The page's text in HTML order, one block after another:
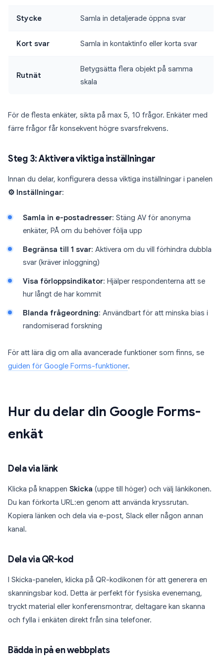
Stycke Samla in detaljerade öppna svar
Kort svar Samla in kontaktinfo eller korta svar
Rutnät
Betygsätta flera objekt på samma
skala
För de flesta enkäter, sikta på max 5, 10 frågor. Enkäter med
färre frågor får konsekvent högre svarsfrekvens.
Steg 3: Aktivera viktiga inställningar
Innan du delar, konfigurera dessa viktiga inställningar i panelen
⚙️ Inställningar:
Samla in e-postadresser: Stäng AV för anonyma
enkäter, PÅ om du behöver följa upp
Begränsa till 1 svar: Aktivera om du vill förhindra dubbla
svar (kräver inloggning)
Visa förloppsindikator: Hjälper respondenterna att se
hur långt de har kommit
Blanda frågeordning: Användbart för att minska bias i
randomiserad forskning
För att lära dig om alla avancerade funktioner som finns, se
guiden för Google Forms-funktioner.
Hur du delar din Google Forms-
enkät
Dela via länk
Klicka på knappen Skicka (uppe till höger) och välj länkikonen.
Du kan förkorta URL:en genom att använda kryssrutan.
Kopiera länken och dela via e-post, Slack eller någon annan
kanal.
Dela via QR-kod
I Skicka-panelen, klicka på QR-kodikonen för att generera en
skanningsbar kod. Detta är perfekt för fysiska evenemang,
tryckt material eller konferensmontrar, deltagare kan skanna
och fylla i enkäten direkt från sina telefoner.
Bädda in på en webbplats